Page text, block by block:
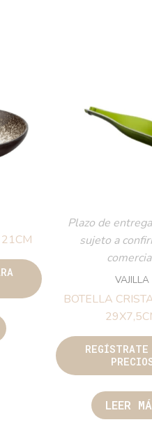
Plazo de
sujeto a
VAJILLA
BOTELLA
LEER